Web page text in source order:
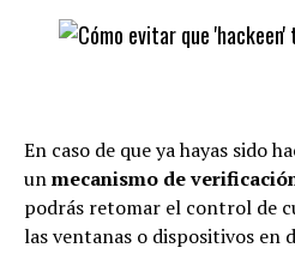
En caso de que ya hayas sido
unmecanismo de
podrás retomar el control de
las ventanas o dispositivos en